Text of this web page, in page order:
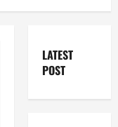
LATEST
POST